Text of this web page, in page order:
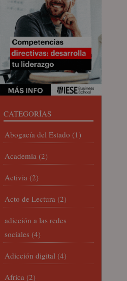
CATEGORÍAS
Abogacía del Estado (1)
Academia (2)
Activia (2)
Acto de Lectura (2)
adicción a las redes
sociales (4)
Adicción digital (4)
Africa (2)